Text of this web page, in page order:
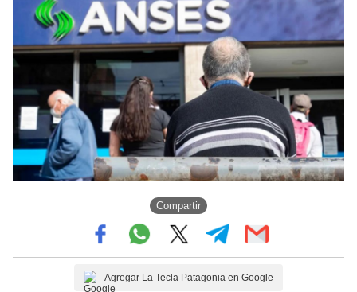
Compartir
Agregar La Tecla Patagonia en Google